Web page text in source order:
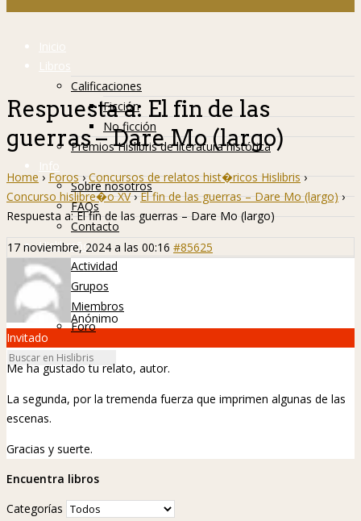
Inicio
Libros
Calificaciones
Ficción
No ficción
Premios Hislibris de literatura histórica
Info
Sobre nosotros
FAQs
Contacto
Hislibreños
Actividad
Grupos
Miembros
Foro
Respuesta a: El fin de las
guerras – Dare Mo (largo)
Home › Foros › Concursos de relatos hist�ricos Hislibris ›
Concurso hislibre�o XV › El fin de las guerras – Dare Mo (largo) ›
Respuesta a: El fin de las guerras – Dare Mo (largo)
17 noviembre, 2024 a las 00:16 #85625
Anónimo
Invitado
Me ha gustado tu relato, autor.
La segunda, por la tremenda fuerza que imprimen algunas de las
escenas.
Gracias y suerte.
Encuentra libros
Categorías